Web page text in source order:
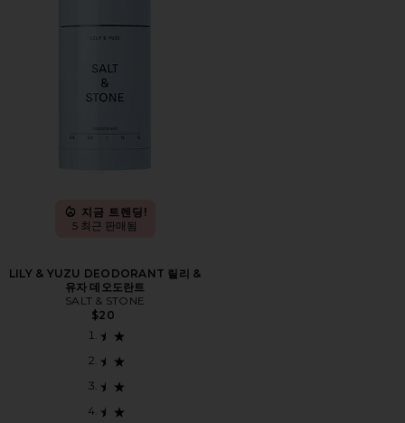
지금 트렌딩!
5 최근 판매됨
LILY & YUZU DEODORANT 릴리 &
유자 데오도란트
SALT & STONE
$20